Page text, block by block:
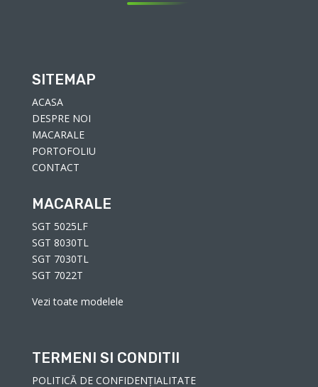
SITEMAP
ACASA
DESPRE NOI
MACARALE
PORTOFOLIU
CONTACT
MACARALE
SGT 5025LF
SGT 8030TL
SGT 7030TL
SGT 7022T
Vezi toate modelele
TERMENI SI CONDITII
POLITICĂ DE CONFIDENȚIALITATE